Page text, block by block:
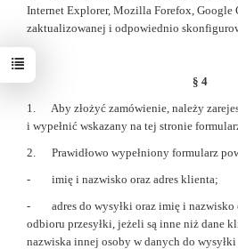
Internet Explorer, Mozilla Forefox, Google
zaktualizowanej i odpowiednio
§ 4
1. Aby złożyć zamówienie, należy
i wypełnić wskazany na tej stronie
2. Prawidłowo wypełniony formularz
- imię i nazwisko oraz adres klienta;
- adres do wysyłki oraz imię i nazwisko
odbioru przesyłki, jeżeli są inne niż dane
nazwiska innej osoby w danych do